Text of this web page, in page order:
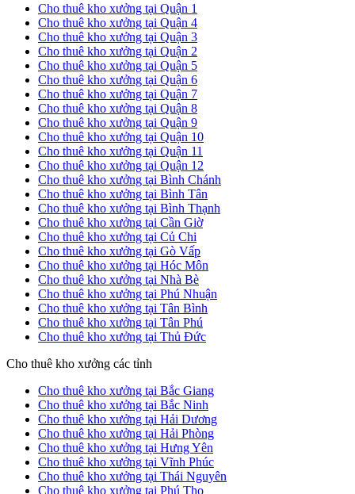
Cho thuê kho xưởng tại Quận 1
Cho thuê kho xưởng tại Quận 4
Cho thuê kho xưởng tại Quận 3
Cho thuê kho xưởng tại Quận 2
Cho thuê kho xưởng tại Quận 5
Cho thuê kho xưởng tại Quận 6
Cho thuê kho xưởng tại Quận 7
Cho thuê kho xưởng tại Quận 8
Cho thuê kho xưởng tại Quận 9
Cho thuê kho xưởng tại Quận 10
Cho thuê kho xưởng tại Quận 11
Cho thuê kho xưởng tại Quận 12
Cho thuê kho xưởng tại Bình Chánh
Cho thuê kho xưởng tại Bình Tân
Cho thuê kho xưởng tại Bình Thạnh
Cho thuê kho xưởng tại Cần Giờ
Cho thuê kho xưởng tại Củ Chi
Cho thuê kho xưởng tại Gò Vấp
Cho thuê kho xưởng tại Hóc Môn
Cho thuê kho xưởng tại Nhà Bè
Cho thuê kho xưởng tại Phú Nhuận
Cho thuê kho xưởng tại Tân Bình
Cho thuê kho xưởng tại Tân Phú
Cho thuê kho xưởng tại Thủ Đức
Cho thuê kho xưởng các tỉnh
Cho thuê kho xưởng tại Bắc Giang
Cho thuê kho xưởng tại Bắc Ninh
Cho thuê kho xưởng tại Hải Dương
Cho thuê kho xưởng tại Hải Phòng
Cho thuê kho xưởng tại Hưng Yên
Cho thuê kho xưởng tại Vĩnh Phúc
Cho thuê kho xưởng tại Thái Nguyên
Cho thuê kho xưởng tại Phú Thọ